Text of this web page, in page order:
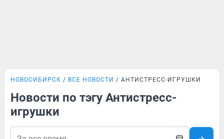
НОВОСИБИРСК ВСЕ НОВОСТИ АНТИСТРЕСС-ИГРУШКИ
Новости по тэгу Антистресс-
игрушки